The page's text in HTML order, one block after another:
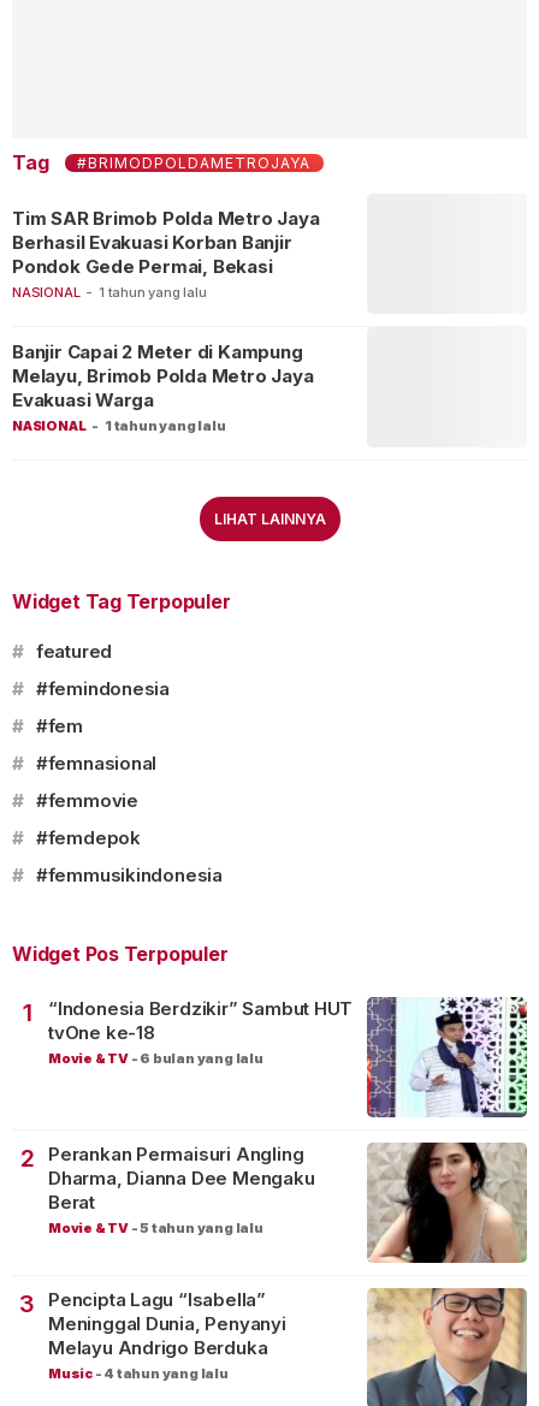
Tag #BRIMODPOLDAMETROJAYA
NASIONAL - 1 tahun yang lalu
Tim SAR Brimob Polda Metro Jaya
Berhasil Evakuasi Korban Banjir
Pondok Gede Permai, Bekasi
NASIONAL - 1 tahun yang lalu
Banjir Capai 2 Meter di Kampung
Melayu, Brimob Polda Metro Jaya
Evakuasi Warga
LIHAT LAINNYA
Widget Tag Terpopuler
# featured
# #femindonesia
# #fem
# #femnasional
# #femmovie
# #femdepok
# #femmusikindonesia
Widget Pos Terpopuler
1
“Indonesia Berdzikir” Sambut HUT
tvOne ke-18
Movie & TV - 6 bulan yang lalu
2
Perankan Permaisuri Angling
Dharma, Dianna Dee Mengaku
Berat
Movie & TV -5 tahun yang lalu
3
Pencipta Lagu “Isabella”
Meninggal Dunia, Penyanyi
Melayu Andrigo Berduka
Music - 4 tahun yang lalu